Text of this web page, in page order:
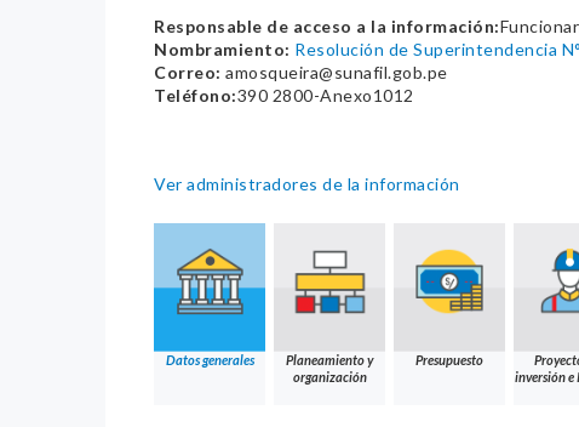
Responsable de acceso a la información:
Nombramiento: Resolución de Superintendencia
Correo: amosqueira@sunafil.gob.pe
Teléfono:390 2800-Anexo1012
Ver administradores de la información
Datos generales
Planeamiento y
organización
Presupuesto
inversión e